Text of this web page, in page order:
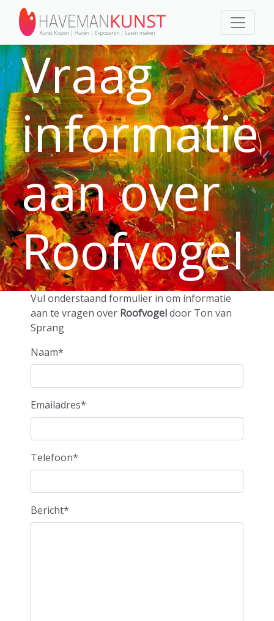
Vraag
informatie
aan over
Roofvogel
door Ton
van
Sprang
Vul onderstaand formulier in om informatie
aan te vragen over Roofvogeldoor Ton van
Sprang
Naam*
Emailadres*
Telefoon*
Bericht*